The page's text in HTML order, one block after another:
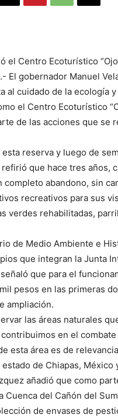
el Centro Ecoturístico
El gobernador Manuel
al cuidado de la ecología
el Centro Ecoturístico
de las acciones que se
reserva y luego de
que hace tres años,
completo abandono, sin
recreativos para sus
verdes rehabilitadas,
de Medio Ambiente e
que integran la Junta
que para el
pesos en las primeras
ampliación.
las áreas naturales
en el
esta área es de
de Chiapas, México
añadió que como
Cuenca del Cañón del
de envases de